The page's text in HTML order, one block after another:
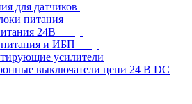
для датчиков
питания
24В
и ИБП
усилители
выключатели цепи 24 В DC